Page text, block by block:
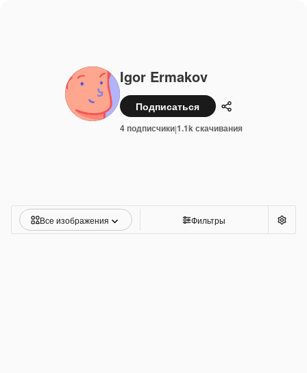
Igor Ermakov
Подписаться Поделиться
4 подписчики|1.1k скачивания
Все изображения Фильтры